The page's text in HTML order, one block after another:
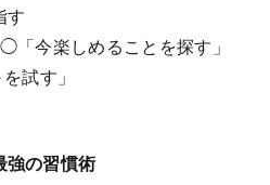
す
「今楽しめることを探す」
試す」
強の習慣術